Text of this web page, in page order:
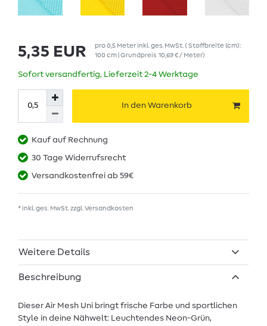
5,35 EUR pro0,5 Meterinkl. ges. MwSt. ( Stoffbreite (cm):
100 cm | Grundpreis 10,69 € / Meter)
Sofort versandfertig, Lieferzeit 2-4 Werktage
In den Warenkorb
Kauf auf Rechnung
30 Tage Widerrufsrecht
Versandkostenfrei ab 59€
* inkl. ges. MwSt. zzgl. Versandkosten
Weitere Details
Beschreibung
Dieser Air Mesh Uni bringt frische Farbe und sportlichen
Style in deine Nähwelt: Leuchtendes Neon-Grün,